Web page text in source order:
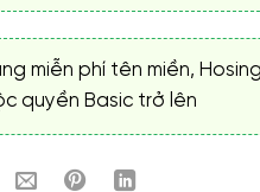
miễn phí tên miền,
quyền Basic trở lên